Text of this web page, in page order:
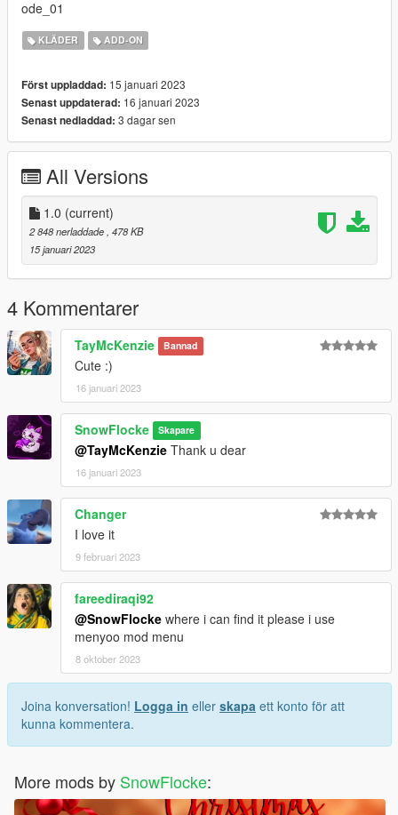
ode_01
KLÄDER ADD-ON
Först uppladdad: 15 januari 2023
Senast uppdaterad: 16 januari 2023
Senast nedladdad: 3 dagar sen
All Versions
1.0 (current)
2 848 nerladdade , 478 KB
15 januari 2023
4 Kommentarer
TayMcKenzie Bannad
Cute :)
16 januari 2023
SnowFlocke Skapare
@TayMcKenzie Thank u dear
16 januari 2023
Changer
I love it
9 februari 2023
fareediraqi92
@SnowFlocke where i can find it please i use
menyoo mod menu
8 oktober 2023
Joina konversation! Logga in eller skapa ett konto för att
kunna kommentera.
More mods by SnowFlocke: